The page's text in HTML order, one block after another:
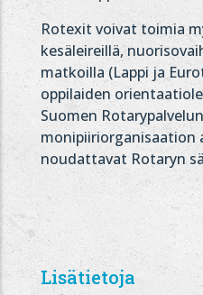
Rotexit voivat toimia
kesäleireillä,
matkoilla (Lappi ja
oppilaiden
Suomen
monipiiriorganisaation
noudattavat Rotaryn
Lisätietoja